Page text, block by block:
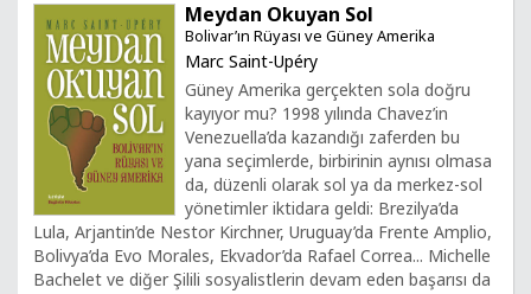
Meydan Okuyan Sol
Bolivar’ın Rüyası ve Güney Amerika
Marc Saint-Upéry
Güney Amerika gerçekten sola doğru
kayıyor mu? 1998 yılında Chavez’in
Venezuella’da kazandığı zaferden bu
yana seçimlerde, birbirinin aynısı olmasa
da, düzenli olarak sol ya da merkez-sol
yönetimler iktidara geldi: Brezilya’da
Lula, Arjantin’de Nestor Kirchner, Uruguay’da Frente Amplio,
Bolivya’da Evo Morales, Ekvador’da Rafael Correa... Michelle
Bachelet ve diğer Şilili sosyalistlerin devam eden başarısı da